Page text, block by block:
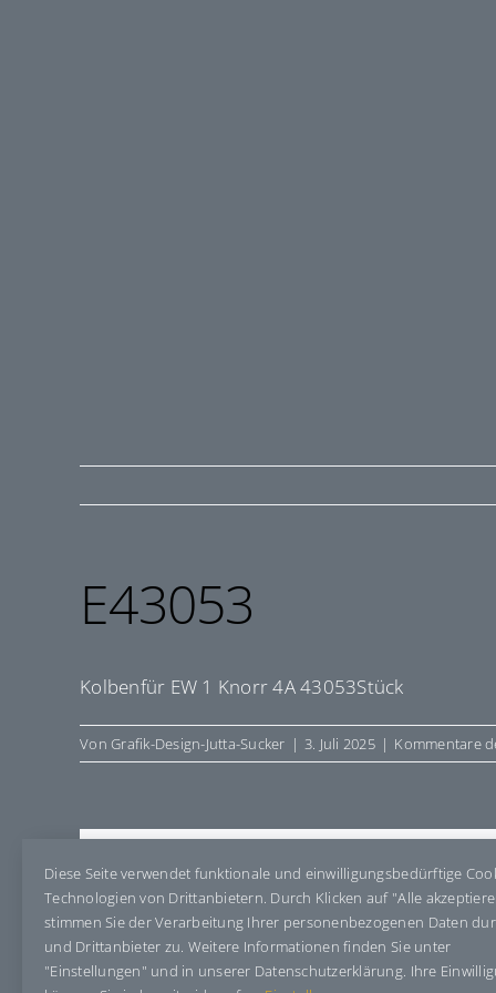
E43053
Kolbenfür EW 1 Knorr 4A 43053Stück
VonGrafik-Design-Jutta-Sucker | 3. Juli 2025 | Kommentare
Share This Story, Choose Your
Diese Seite verwendet funktionale und einwilligungsbedürftige
Technologien von Drittanbietern. Durch Klicken auf "Alle
stimmen Sie der Verarbeitung Ihrer personenbezogenen Daten
und Drittanbieter zu. Weitere Informationen finden Sie unter
"Einstellungen" und in unserer Datenschutzerklärung. Ihre